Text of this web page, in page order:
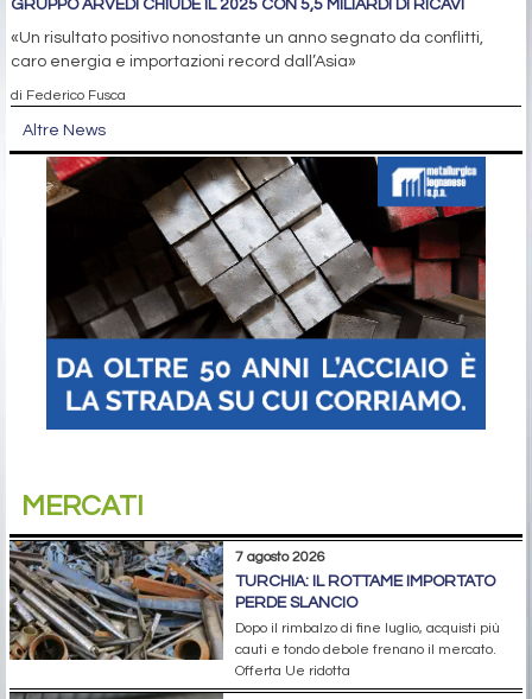
GRUPPO ARVEDI CHIUDE IL 2025 CON 5,5 MILIARDI DI RICAVI
«Un risultato positivo nonostante un anno segnato da conflitti,
caro energia e importazioni record dall’Asia»
di Federico Fusca
Altre News
MERCATI
7 agosto 2026
TURCHIA: IL ROTTAME IMPORTATO
PERDE SLANCIO
Dopo il rimbalzo di fine luglio, acquisti più
cauti e tondo debole frenano il mercato.
Offerta Ue ridotta